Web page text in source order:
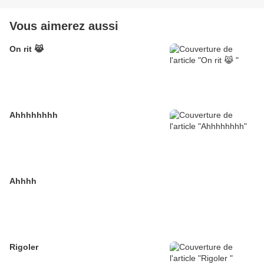
Vous aimerez aussi
On rit 😹
Ahhhhhhhh
Ahhhh
Rigoler